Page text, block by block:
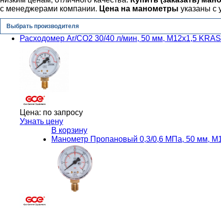
с менеджерами компании. Цена на манометры указаны с
Выбрать производителя
Расходомер Ar/CO2 30/40 л/мин, 50 мм, М12х1,5
Цена: по запросу
Узнать цену
В корзину
Манометр Пропановый 0,3/0,6 МПа, 50 мм,